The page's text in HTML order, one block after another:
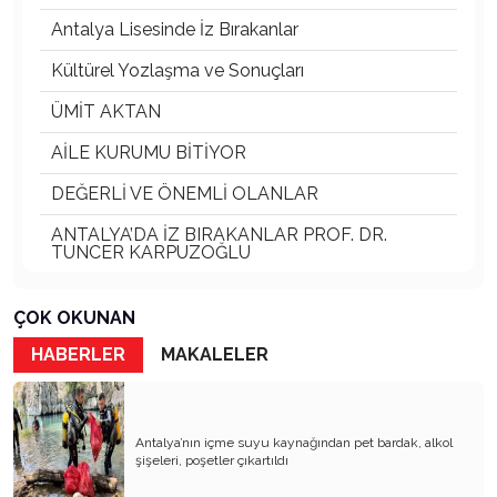
Antalya Lisesinde İz Bırakanlar
Kültürel Yozlaşma ve Sonuçları
ÜMİT AKTAN
AİLE KURUMU BİTİYOR
DEĞERLİ VE ÖNEMLİ OLANLAR
ANTALYA’DA İZ BIRAKANLAR PROF. DR.
TUNCER KARPUZOĞLU
Ali BAHAR Ve Torun Ali BAHAR
KÖY KAVRAMI SİLİNİYOR
DOĞADAKİ DOSTLARIMIZ VE SOKAK
HAYVANLARI
ANTALYA KALEİÇİ ve KAYBOLAN KÜLTÜRÜ
ÇOK OKUNAN
HABERLER
MAKALELER
Antalya’nın içme suyu kaynağından pet bardak, alkol
şişeleri, poşetler çıkartıldı